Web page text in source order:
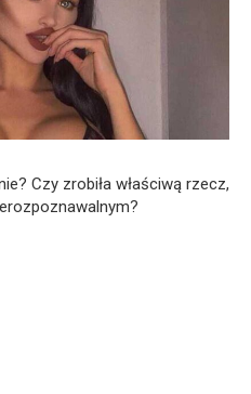
Czy zrobiła właściwą rzecz,